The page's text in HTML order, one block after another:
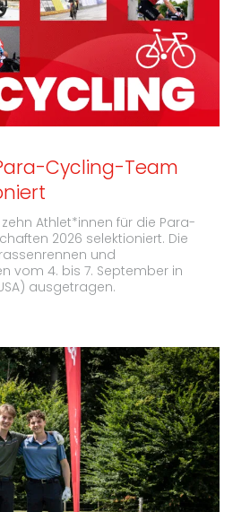
Cycling-Team
Athlet*innen für die Para-
2026 selektioniert. Die
und
vom 4. bis 7. September in
ausgetragen.